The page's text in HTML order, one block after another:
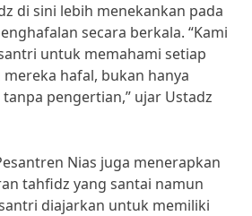
di sini lebih menekankan pada
secara berkala. “Kami
untuk memahami setiap
mereka hafal, bukan hanya
pengertian,” ujar Ustadz
Nias juga menerapkan
tahfidz yang santai namun
diajarkan untuk memiliki